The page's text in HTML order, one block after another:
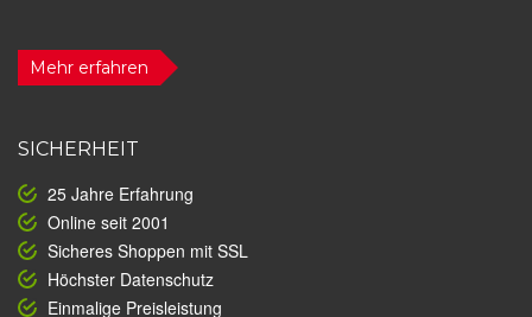
Mehr erfahren
SICHERHEIT
25 Jahre Erfahrung
Online seit 2001
Sicheres Shoppen mit SSL
Höchster Datenschutz
Einmalige Preisleistung